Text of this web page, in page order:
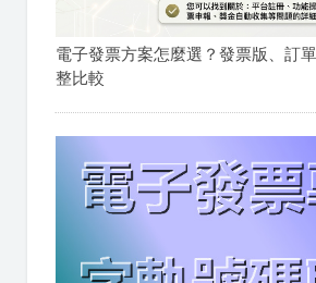
電子發票方案怎麼選？發票版、訂
整比較